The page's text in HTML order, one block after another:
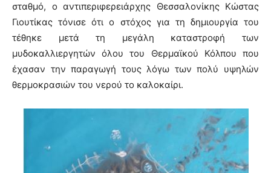
σταθμό, ο αντιπεριφερειάρχης Θεσσαλονίκης Κώστας
Γιουτίκας τόνισε ότι ο στόχος για τη δημιουργία του
τέθηκε μετά τη μεγάλη καταστροφή των
μυδοκαλλιεργητών όλου του Θερμαϊκού Κόλπου που
έχασαν την παραγωγή τους λόγω των πολύ υψηλών
θερμοκρασιών του νερού το καλοκαίρι.